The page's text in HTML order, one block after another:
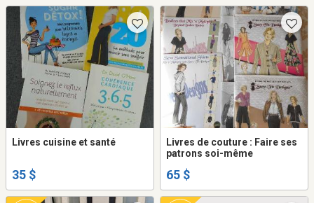
Livres cuisine et santé
35 $
Livres de couture : Faire ses
patrons soi-même
65 $